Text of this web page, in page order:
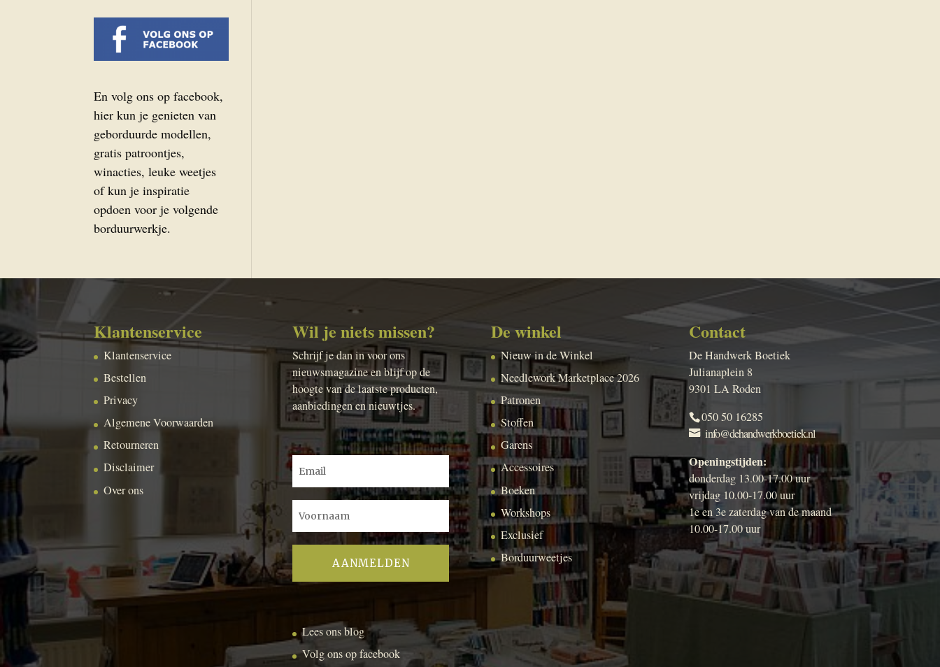
En volg ons op facebook,
hier kun je genieten van
geborduurde modellen,
gratis patroontjes,
winacties, leuke weetjes
of kun je inspiratie
opdoen voor je volgende
borduurwerkje.
Klantenservice
Klantenservice
Bestellen
Privacy
Algemene Voorwaarden
Retourneren
Disclaimer
Over ons
Wil je niets missen?
Schrijf je dan in voor ons
nieuwsmagazine en blijf op de
hoogte van de laatste producten,
aanbiedingen en nieuwtjes.
Lees ons blog
Volg ons op facebook
De winkel
Nieuw in de Winkel
Needlework Marketplace 2026
Patronen
Stoffen
Garens
Accessoires
Boeken
Workshops
Exclusief
Borduurweetjes
Contact
De Handwerk Boetiek
Julianaplein 8
9301 LA Roden
050 50 16285
info@dehandwerkboetiek.nl
Openingstijden:
donderdag 13.00-17.00 uur
vrijdag 10.00-17.00 uur
1e en 3e zaterdag van de maand
10.00-17.00 uur